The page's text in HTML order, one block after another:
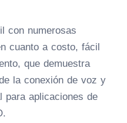
con numerosas
cuanto a costo, fácil
que demuestra
la conexión de voz y
para aplicaciones de